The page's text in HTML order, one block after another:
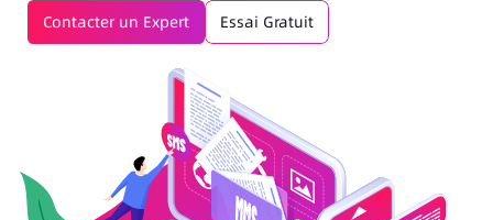
Contacter un Expert Essai Gratuit